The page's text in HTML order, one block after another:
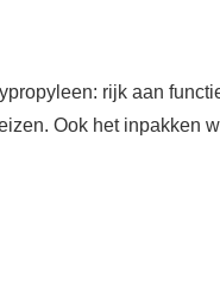
rijk aan
Ook het inpakken